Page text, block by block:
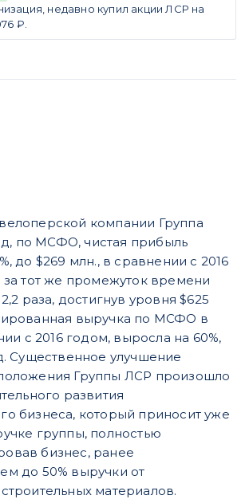
недавно купил акции ЛСР на
₽.
компании Группа
по МСФО, чистая прибыль
до $269 млн., в сравнении с 2016
за тот же промежуток времени
раза, достигнув уровня $625
выручка по МСФО в
с 2016 годом, выросла на 60%,
Существенное улучшение
Группы ЛСР произошло
развития
бизнеса, который приносит уже
группы, полностью
бизнес, ранее
до 50% выручки от
материалов.